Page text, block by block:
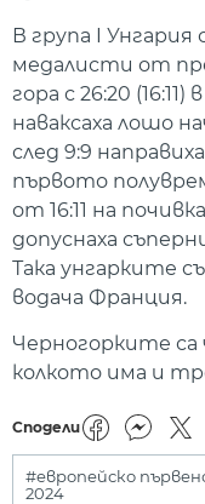
В група I
медалисти от
гора с 26:20
наваксаха лошо
след 9:9
първото
от 16:11 на
допуснаха
Така унгарките
водача Франция.
Черногорките
колкото има и
Сподели
#европейско
2024